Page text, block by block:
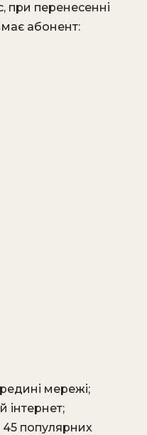
при перенесенні
абонент:
мережі;
інтернет;
45 популярних